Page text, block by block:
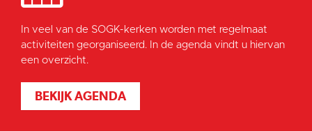
In veel van de SOGK-kerken worden met regelmaat
activiteiten georganiseerd. In de agenda vindt u hiervan
een overzicht.
BEKIJK AGENDA